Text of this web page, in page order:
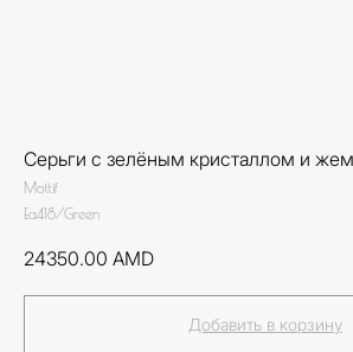
Серьги с зелёным кристаллом и
Mottif
Ea418/Green
24350.00 AMD
Добавить в корзину